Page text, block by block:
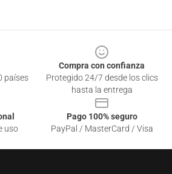
países
Compra con confianza
Protegido 24/7 desde los clics
hasta la entrega
uso
Pago 100% seguro
PayPal / MasterCard / Visa